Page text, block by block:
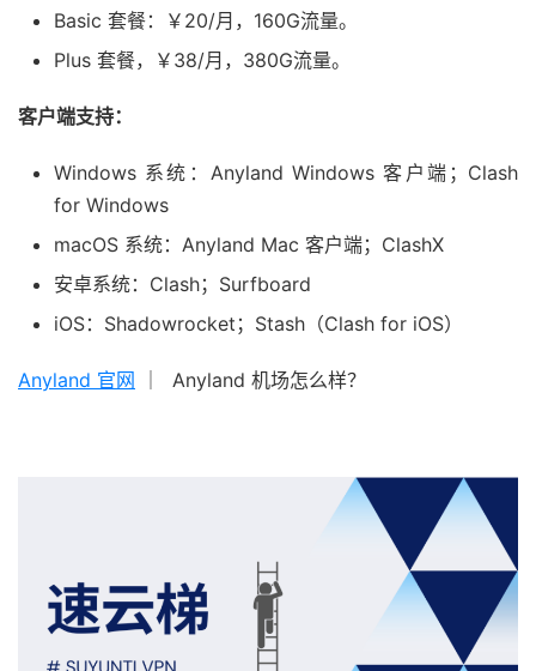
Basic 套餐：￥20/月，160G流量。
Plus 套餐，￥38/月，380G流量。
客户端支持：
Windows 系统：Anyland Windows 客户端；Clash
for Windows
macOS 系统：Anyland Mac 客户端；ClashX
安卓系统：Clash；Surfboard
iOS：Shadowrocket；Stash（Clash for iOS）
Anyland 官网 ｜ Anyland 机场怎么样？